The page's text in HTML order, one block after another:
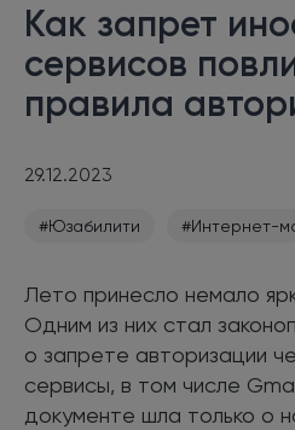
Как запрет
сервисов
правила
29.12.2023
#Юзабилити #Интернет-
Лето принесло немало
Одним из них стал
о запрете авторизации
сервисы, в том числе
документе шла только о